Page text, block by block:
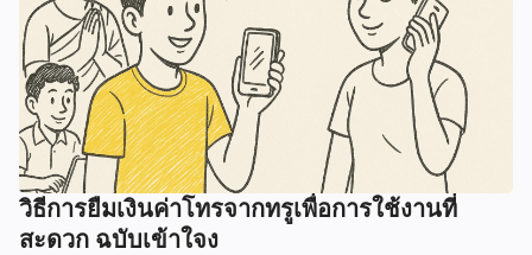
วิธีการยืมเงินค่าโทรจากทรูเพื่อการใช้งานที่
สะดวก ฉบับเข้าใจง